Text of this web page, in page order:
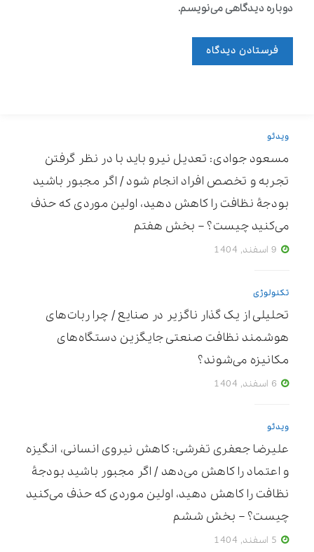
دوباره دیدگاهی می‌نویسم.
ویدئو
مسعود جوادی: تعدیل نیرو باید با در نظر گرفتن
تجربه و تخصص افراد انجام شود / اگر مجبور باشید
بودجۀ نظافت را کاهش دهید، اولین موردی که حذف
می‌کنید چیست؟ – بخش هفتم
تکنولوژی
تحلیلی از یک گذار ناگزیر در صنایع / چرا ربات‌های
هوشمند نظافت صنعتی جایگزین دستگاه‌های
مکانیزه می‌شوند؟
ویدئو
علیرضا جعفری تفرشی: کاهش نیروی انسانی، انگیزه
و اعتماد را کاهش می‌دهد / اگر مجبور باشید بودجۀ
نظافت را کاهش دهید، اولین موردی که حذف می‌کنید
چیست؟ – بخش ششم